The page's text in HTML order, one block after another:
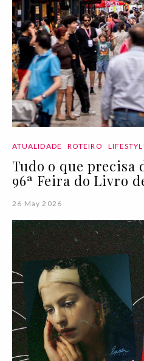
ATUALIDADE ROTEIRO
Tudo o que precisa
96ª Feira do Livro
26 May 2026